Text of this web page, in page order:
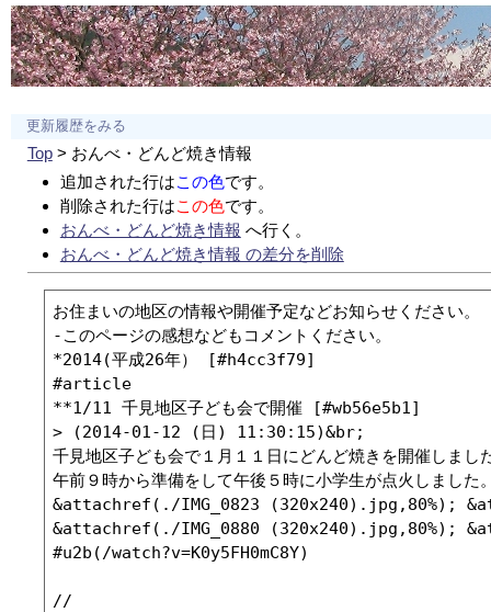
更新履歴をみる
Top> おんべ・どんど焼き情報
追加された行はこの色です。
削除された行はこの色です。
おんべ・どんど焼き情報 へ行く。
おんべ・どんど焼き情報 の差分を削除
お住まいの地区の情報や開催予定などお知らせください。
-このページの感想などもコメントください。
*2014(平成26年） [#h4cc3f79]
#article
**1/11 千見地区子ども会で開催 [#wb56e5b1]
> (2014-01-12 (日) 11:30:15)&br;
千見地区子ども会で１月１１日にどんど焼きを開催しまし
午前９時から準備をして午後５時に小学生が点火しました
&attachref(./IMG_0823 (320x240).jpg,80%);
&attachref(./IMG_0880 (320x240).jpg,80%);
#u2b(/watch?v=K0y5FH0mC8Y)
//